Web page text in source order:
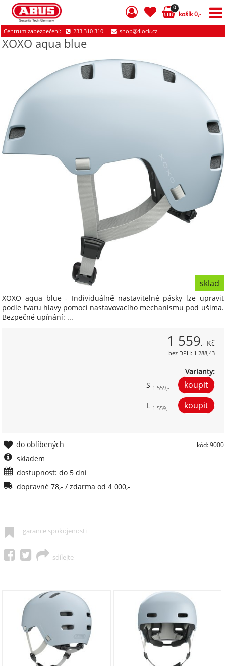
XOXO aqua blue
XOXO aqua blue - Individuálně nastavitelné pásky lze upravit
podle tvaru hlavy pomocí nastavovacího mechanismu pod ušima.
Bezpečné upínání: ...
sklad
1 559,- Kč
bez DPH: 1 288,43
Varianty:
S 1 559,-
L 1 559,-
kód: 9000
do oblíbených
skladem
dostupnost: do 5 dní
dopravné 78,- / zdarma od 4 000,-
garance spokojenosti
sdílejte
0
košík 0,-
Centrum zabezpečení: 233 310 310 shop 4lock.cz